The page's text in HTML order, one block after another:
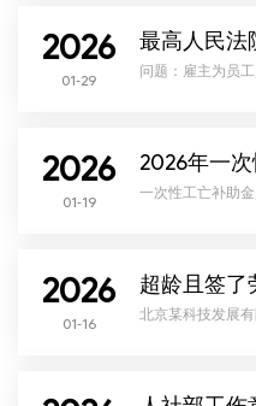
今，最高检检例
确立全国统一规
任归行政机关
2026
01-29
问题：雇主为员
抵雇主赔偿责任
险，不得指定被
其立法本意在于
劳动者的权益。
2026
01-19
一次性工亡补助
人均可支配收入
国民经济运行情
要数据即2025年
56502元，则劳
整：56502元
上午10点，国务
情况新闻发布会，
2026
01-16
北京某科技发展
会保障局工伤保
员工。2022年10